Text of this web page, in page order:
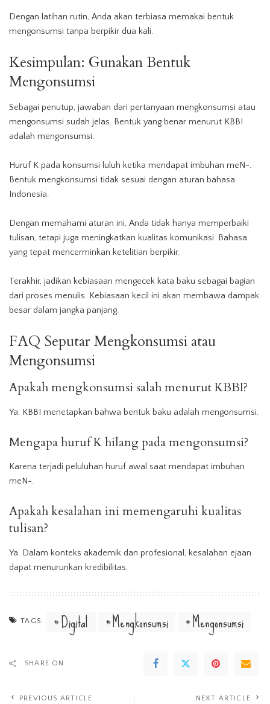
Dengan latihan rutin, Anda akan terbiasa memakai bentuk
mengonsumsi tanpa berpikir dua kali.
Kesimpulan: Gunakan Bentuk
Mengonsumsi
Sebagai penutup, jawaban dari pertanyaan mengkonsumsi atau
mengonsumsi sudah jelas. Bentuk yang benar menurut KBBI
adalah mengonsumsi.
Huruf K pada konsumsi luluh ketika mendapat imbuhan meN-.
Bentuk mengkonsumsi tidak sesuai dengan aturan bahasa
Indonesia.
Dengan memahami aturan ini, Anda tidak hanya memperbaiki
tulisan, tetapi juga meningkatkan kualitas komunikasi. Bahasa
yang tepat mencerminkan ketelitian berpikir.
Terakhir, jadikan kebiasaan mengecek kata baku sebagai bagian
dari proses menulis. Kebiasaan kecil ini akan membawa dampak
besar dalam jangka panjang.
FAQ Seputar Mengkonsumsi atau
Mengonsumsi
Apakah mengkonsumsi salah menurut KBBI?
Ya. KBBI menetapkan bahwa bentuk baku adalah mengonsumsi.
Mengapa huruf K hilang pada mengonsumsi?
Karena terjadi peluluhan huruf awal saat mendapat imbuhan
meN-.
Apakah kesalahan ini memengaruhi kualitas
tulisan?
Ya. Dalam konteks akademik dan profesional, kesalahan ejaan
dapat menurunkan kredibilitas.
TAGS: Digital Mengkonsumsi Mengonsumsi
SHARE ON
PREVIOUS ARTICLE NEXT ARTICLE